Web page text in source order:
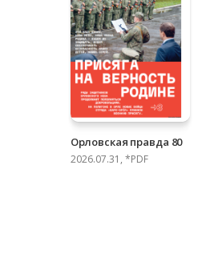
Орловская правда 80
2026.07.31, *PDF